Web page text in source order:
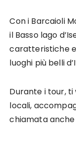
Con i Barcaioli
il Basso lago
caratteristiche e
luoghi più belli
Durante i tour,
locali,
chiamata